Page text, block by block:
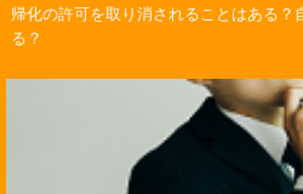
帰化の許可を取り消されることはある？
る？